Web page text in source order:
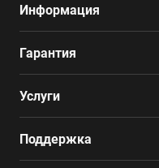
Информация
Гарантия
Услуги
Поддержка